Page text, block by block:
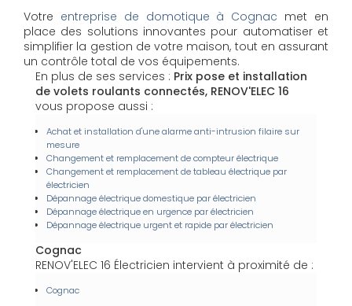
Votre entreprise de domotique à Cognac met en
place des solutions innovantes pour automatiser et
simplifier la gestion de votre maison, tout en assurant
un contrôle total de vos équipements.
En plus de ses services : Prix pose et installation
de volets roulants connectés, RENOV'ELEC 16
vous propose aussi :
Achat et installation d'une alarme anti-intrusion filaire sur
mesure
Changement et remplacement de compteur électrique
Changement et remplacement de tableau électrique par
électricien
Dépannage électrique domestique par électricien
Dépannage électrique en urgence par électricien
Dépannage électrique urgent et rapide par électricien
Cognac
RENOV'ELEC 16 Électricien intervient à proximité de :
Cognac